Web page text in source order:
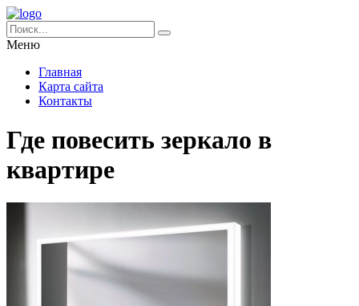
Меню
Главная
Карта сайта
Контакты
Где повесить зеркало в
квартире